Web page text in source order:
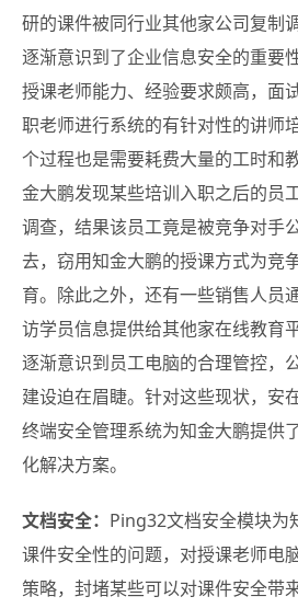
研的课件被同行业其他家公司复制
逐渐意识到了企业信息安全的重要
授课老师能力、经验要求颇高，面
职老师进行系统的有针对性的讲师
个过程也是需要耗费大量的工时和
金大鹏发现某些培训入职之后的员
调查，结果该员工竟是被竞争对手
去，窃用知金大鹏的授课方式为竞
育。除此之外，还有一些销售人员
访学员信息提供给其他家在线教育
逐渐意识到员工电脑的合理管控，
建设迫在眉睫。针对这些现状，安
终端安全管理系统为知金大鹏提供
化解决方案。
文档安全： Ping32文档安全模块为
课件安全性的问题，对授课老师电
策略，封堵某些可以对课件安全带